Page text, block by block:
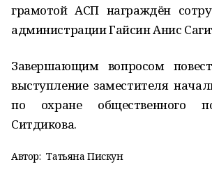
грамотой АСП награждён
администрации Гайсин Анис
Завершающим вопросом
выступление заместителя
по охране общественного
Ситдикова.
Автор: Татьяна Пискун